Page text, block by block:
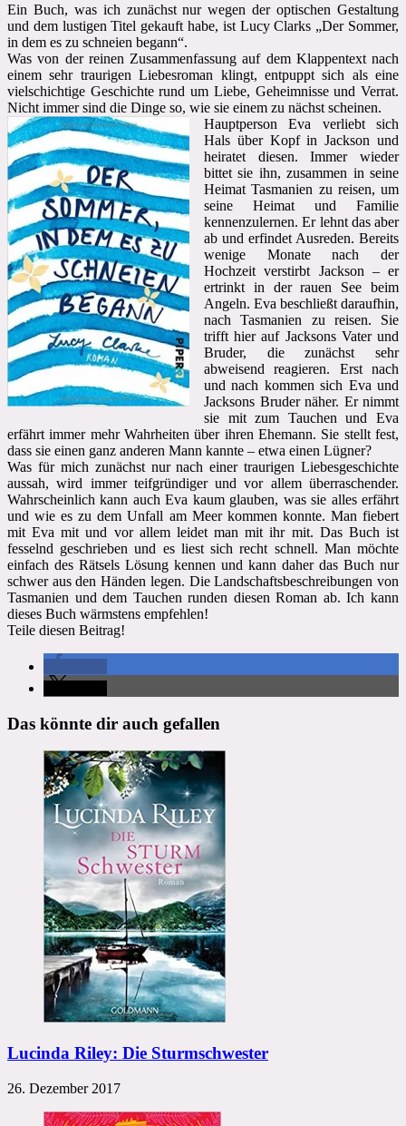
Ein Buch, was ich zunächst nur wegen der optischen Gestaltung
und dem lustigen Titel gekauft habe, ist Lucy Clarks „Der Sommer,
in dem es zu schneien begann“.
Was von der reinen Zusammenfassung auf dem Klappentext nach
einem sehr traurigen Liebesroman klingt, entpuppt sich als eine
vielschichtige Geschichte rund um Liebe, Geheimnisse und Verrat.
Nicht immer sind die Dinge so, wie sie einem zu nächst scheinen.
Hauptperson Eva verliebt sich
Hals über Kopf in Jackson und
heiratet diesen. Immer wieder
bittet sie ihn, zusammen in seine
Heimat Tasmanien zu reisen, um
seine Heimat und Familie
kennenzulernen. Er lehnt das aber
ab und erfindet Ausreden. Bereits
wenige Monate nach der
Hochzeit verstirbt Jackson – er
ertrinkt in der rauen See beim
Angeln. Eva beschließt daraufhin,
nach Tasmanien zu reisen. Sie
trifft hier auf Jacksons Vater und
Bruder, die zunächst sehr
abweisend reagieren. Erst nach
und nach kommen sich Eva und
Jacksons Bruder näher. Er nimmt
sie mit zum Tauchen und Eva
erfährt immer mehr Wahrheiten über ihren Ehemann. Sie stellt fest,
dass sie einen ganz anderen Mann kannte – etwa einen Lügner?
Was für mich zunächst nur nach einer traurigen Liebesgeschichte
aussah, wird immer teifgründiger und vor allem überraschender.
Wahrscheinlich kann auch Eva kaum glauben, was sie alles erfährt
und wie es zu dem Unfall am Meer kommen konnte. Man fiebert
mit Eva mit und vor allem leidet man mit ihr mit. Das Buch ist
fesselnd geschrieben und es liest sich recht schnell. Man möchte
einfach des Rätsels Lösung kennen und kann daher das Buch nur
schwer aus den Händen legen. Die Landschaftsbeschreibungen von
Tasmanien und dem Tauchen runden diesen Roman ab. Ich kann
dieses Buch wärmstens empfehlen!
Teile diesen Beitrag!
Das könnte dir auch gefallen
Lucinda Riley: Die Sturmschwester
26. Dezember 2017